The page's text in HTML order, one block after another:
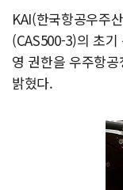
KAI(한국항공우주
(CAS500-3)의 초
영 권한을 우주항
밝혔다.